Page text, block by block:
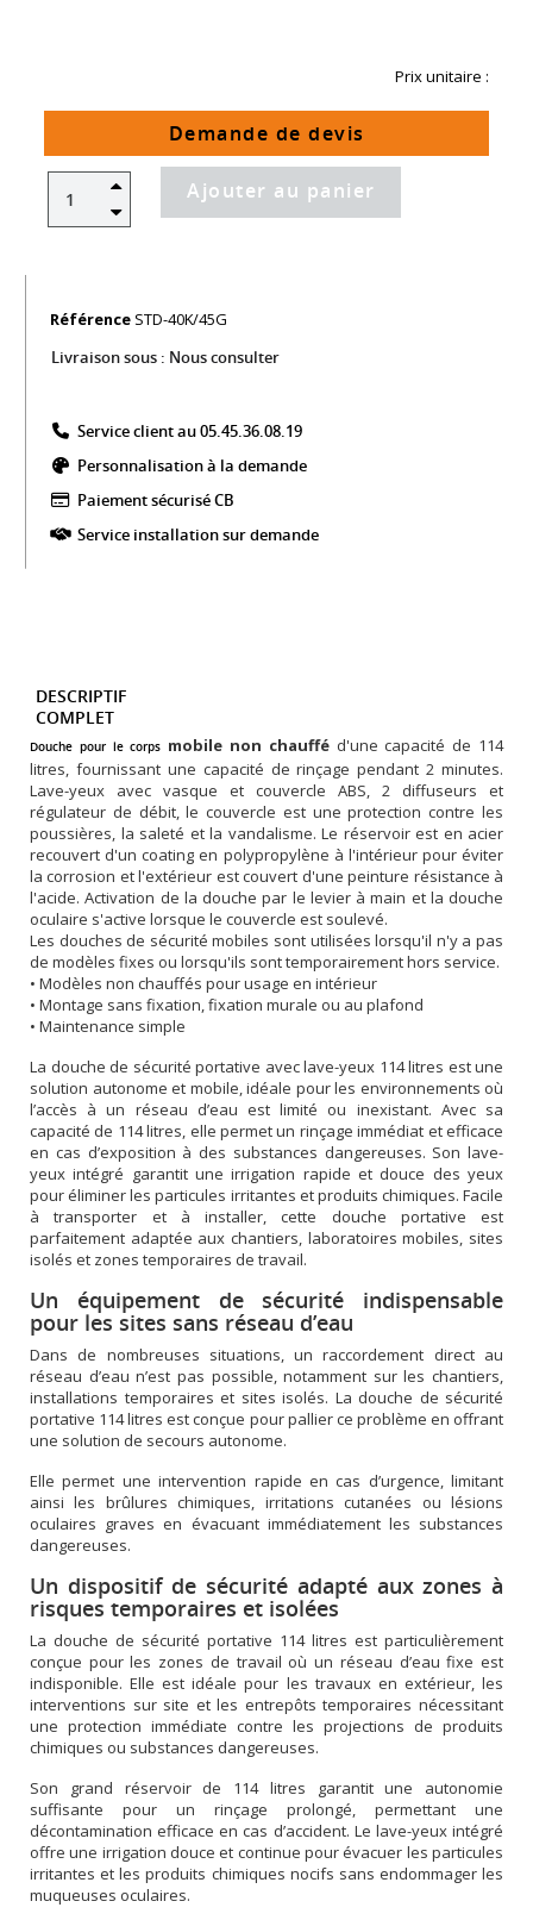
Prix unitaire :
Demande de devis
Ajouter au panier
Référence STD-40K/45G
Livraison sous : Nous consulter
Service client au 05.45.36.08.19​
Personnalisation à la demande
Paiement sécurisé CB​
Service installation sur demande
DESCRIPTIF
COMPLET
Douche pour le corps mobile non chauffé d'une capacité de 114
litres, fournissant une capacité de rinçage pendant 2 minutes.
Lave-yeux avec vasque et couvercle ABS, 2 diffuseurs et
régulateur de débit, le couvercle est une protection contre les
poussières, la saleté et la vandalisme. Le réservoir est en acier
recouvert d'un coating en polypropylène à l'intérieur pour éviter
la corrosion et l'extérieur est couvert d'une peinture résistance à
l'acide. Activation de la douche par le levier à main et la douche
oculaire s'active lorsque le couvercle est soulevé.
Les douches de sécurité mobiles sont utilisées lorsqu'il n'y a pas
de modèles fixes ou lorsqu'ils sont temporairement hors service.
• Modèles non chauffés pour usage en intérieur
• Montage sans fixation, fixation murale ou au plafond
• Maintenance simple
La douche de sécurité portative avec lave-yeux 114 litres est une
solution autonome et mobile, idéale pour les environnements où
l’accès à un réseau d’eau est limité ou inexistant. Avec sa
capacité de 114 litres, elle permet un rinçage immédiat et efficace
en cas d’exposition à des substances dangereuses. Son lave-
yeux intégré garantit une irrigation rapide et douce des yeux
pour éliminer les particules irritantes et produits chimiques. Facile
à transporter et à installer, cette douche portative est
parfaitement adaptée aux chantiers, laboratoires mobiles, sites
isolés et zones temporaires de travail.
Un équipement de sécurité indispensable
pour les sites sans réseau d’eau
Dans de nombreuses situations, un raccordement direct au
réseau d’eau n’est pas possible, notamment sur les chantiers,
installations temporaires et sites isolés. La douche de sécurité
portative 114 litres est conçue pour pallier ce problème en offrant
une solution de secours autonome.
Elle permet une intervention rapide en cas d’urgence, limitant
ainsi les brûlures chimiques, irritations cutanées ou lésions
oculaires graves en évacuant immédiatement les substances
dangereuses.
Un dispositif de sécurité adapté aux zones à
risques temporaires et isolées
La douche de sécurité portative 114 litres est particulièrement
conçue pour les zones de travail où un réseau d’eau fixe est
indisponible. Elle est idéale pour les travaux en extérieur, les
interventions sur site et les entrepôts temporaires nécessitant
une protection immédiate contre les projections de produits
chimiques ou substances dangereuses.
Son grand réservoir de 114 litres garantit une autonomie
suffisante pour un rinçage prolongé, permettant une
décontamination efficace en cas d’accident. Le lave-yeux intégré
offre une irrigation douce et continue pour évacuer les particules
irritantes et les produits chimiques nocifs sans endommager les
muqueuses oculaires.